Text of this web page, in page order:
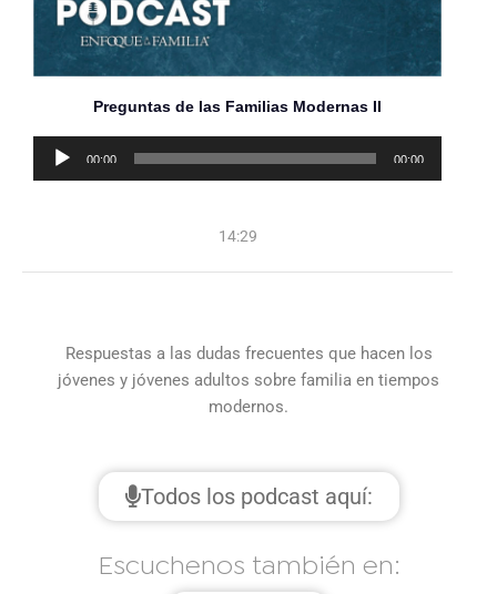
Preguntas de las Familias Modernas II
Reproductor
00:00 00:00
14:29
Respuestas a las dudas frecuentes que hacen los
jóvenes y jóvenes adultos sobre familia en tiempos
modernos.
Todos los podcast aquí:
Escuchenos también en: